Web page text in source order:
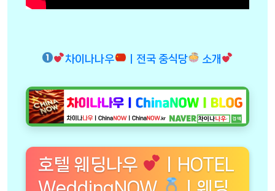
차이나나우 ㅣ전국 중식당 소개
호텔 웨딩나우
ㅣHOTEL